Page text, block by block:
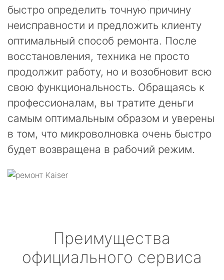
быстро определить точную причину
неисправности и предложить клиенту
оптимальный способ ремонта. После
восстановления, техника не просто
продолжит работу, но и возобновит всю
свою функциональность. Обращаясь к
профессионалам, вы тратите деньги
самым оптимальным образом и уверены
в том, что микроволновка очень быстро
будет возвращена в рабочий режим.
Преимущества
официального сервиса